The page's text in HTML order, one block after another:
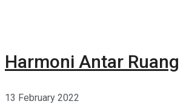
Harmoni Antar Ruang
13 February 2022